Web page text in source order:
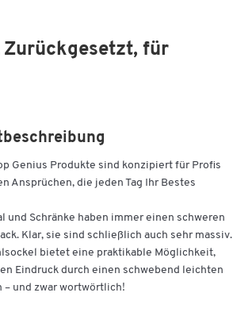
Zurückgesetzt, für
Genius Produkte sind konzipiert für Profis
Ansprüchen, die jeden Tag Ihr Bestes
und Schränke haben immer einen schweren
Klar, sie sind schließlich auch sehr massiv.
bietet eine praktikable Möglichkeit,
Eindruck durch einen schwebend leichten
– und zwar wortwörtlich!